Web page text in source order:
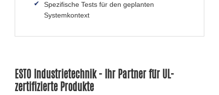
Spezifische Tests für den geplanten
Systemkontext
ESTO Industrietechnik - Ihr Partner für UL-
zertifizierte Produkte